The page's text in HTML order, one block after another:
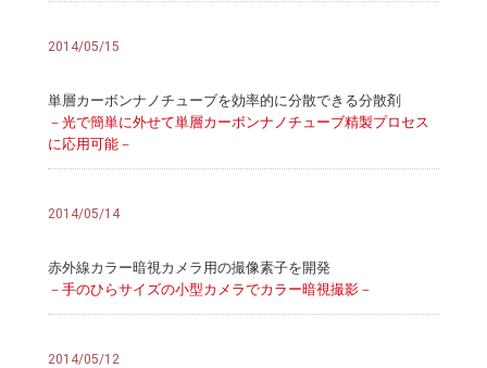
2014/05/15
単層カーボンナノチューブを効率的に分散できる分散剤
－光で簡単に外せて単層カーボンナノチューブ精製プロセス
に応用可能－
2014/05/14
赤外線カラー暗視カメラ用の撮像素子を開発
－手のひらサイズの小型カメラでカラー暗視撮影－
2014/05/12